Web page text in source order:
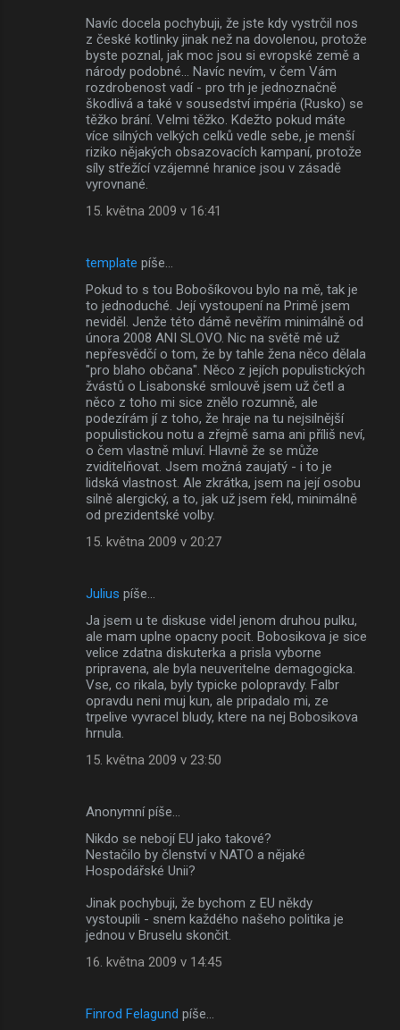
Navíc docela pochybuji, že jste kdy vystrčil nos
z české kotlinky jinak než na dovolenou, protože
byste poznal, jak moc jsou si evropské země a
národy podobné... Navíc nevím, v čem Vám
rozdrobenost vadí - pro trh je jednoznačně
škodlivá a také v sousedství impéria (Rusko) se
těžko brání. Velmi těžko. Kdežto pokud máte
více silných velkých celků vedle sebe, je menší
riziko nějakých obsazovacích kampaní, protože
síly střežící vzájemné hranice jsou v zásadě
vyrovnané.
15. května 2009 v 16:41
template píše…
Pokud to s tou Bobošíkovou bylo na mě, tak je
to jednoduché. Její vystoupení na Primě jsem
neviděl. Jenže této dámě nevěřím minimálně od
února 2008 ANI SLOVO. Nic na světě mě už
nepřesvědčí o tom, že by tahle žena něco dělala
"pro blaho občana". Něco z jejích populistických
žvástů o Lisabonské smlouvě jsem už četl a
něco z toho mi sice znělo rozumně, ale
podezírám jí z toho, že hraje na tu nejsilnější
populistickou notu a zřejmě sama ani příliš neví,
o čem vlastně mluví. Hlavně že se může
zviditelňovat. Jsem možná zaujatý - i to je
lidská vlastnost. Ale zkrátka, jsem na její osobu
silně alergický, a to, jak už jsem řekl, minimálně
od prezidentské volby.
15. května 2009 v 20:27
Julius píše…
Ja jsem u te diskuse videl jenom druhou pulku,
ale mam uplne opacny pocit. Bobosikova je sice
velice zdatna diskuterka a prisla vyborne
pripravena, ale byla neuveritelne demagogicka.
Vse, co rikala, byly typicke polopravdy. Falbr
opravdu neni muj kun, ale pripadalo mi, ze
trpelive vyvracel bludy, ktere na nej Bobosikova
hrnula.
15. května 2009 v 23:50
Anonymní píše…
Nikdo se nebojí EU jako takové?
Nestačilo by členství v NATO a nějaké
Hospodářské Unii?
Jinak pochybuji, že bychom z EU někdy
vystoupili - snem každého našeho politika je
jednou v Bruselu skončit.
16. května 2009 v 14:45
Finrod Felagund píše…